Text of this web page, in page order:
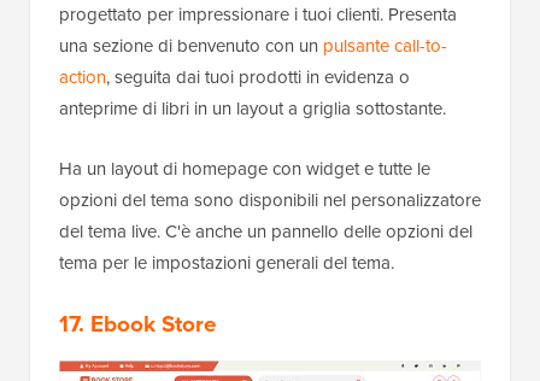
progettato per impressionare i tuoi clienti. Presenta
una sezione di benvenuto con un pulsante call-to-
action, seguita dai tuoi prodotti in evidenza o
anteprime di libri in un layout a griglia sottostante.
Ha un layout di homepage con widget e tutte le
opzioni del tema sono disponibili nel personalizzatore
del tema live. C'è anche un pannello delle opzioni del
tema per le impostazioni generali del tema.
17. Ebook Store